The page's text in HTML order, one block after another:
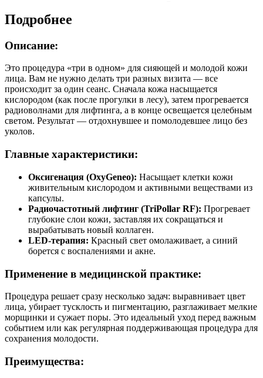
Подробнее
Описание:
Это процедура «три в одном» для сияющей и молодой кожи
лица. Вам не нужно делать три разных визита — все
происходит за один сеанс. Сначала кожа насыщается
кислородом (как после прогулки в лесу), затем прогревается
радиоволнами для лифтинга, а в конце освещается целебным
светом. Результат — отдохнувшее и помолодевшее лицо без
уколов.
Главные характеристики:
Оксигенация (OxyGeneo): Насыщает клетки кожи
живительным кислородом и активными веществами из
капсулы.
Радиочастотный лифтинг (TriPollar RF): Прогревает
глубокие слои кожи, заставляя их сокращаться и
вырабатывать новый коллаген.
LED-терапия: Красный свет омолаживает, а синий
борется с воспалениями и акне.
Применение в медицинской практике:
Процедура решает сразу несколько задач: выравнивает цвет
лица, убирает тусклость и пигментацию, разглаживает мелкие
морщинки и сужает поры. Это идеальный уход перед важным
событием или как регулярная поддерживающая процедура для
сохранения молодости.
Преимущества: